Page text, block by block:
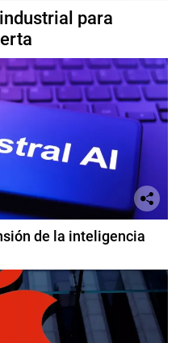
para
de la inteligencia